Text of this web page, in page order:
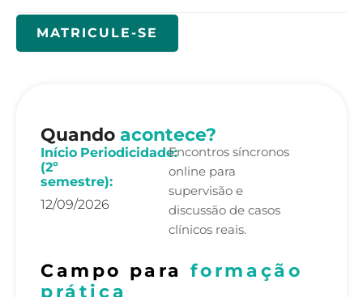
MATRICULE-SE
Quando acontece?
Início
(2º
semestre):
12/09/2026
Periodicidade:Encontros síncronos
online para
supervisão e
discussão de casos
clínicos reais.
Campo para formação
prática